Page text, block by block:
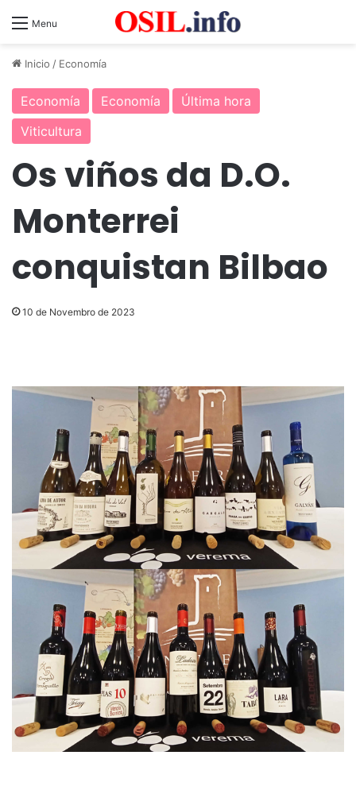
Menu
Inicio / Economía
Economía Economía
Última hora
Viticultura
Os viños da D.O.
Monterrei
conquistan Bilbao
10 de Novembro de 2023